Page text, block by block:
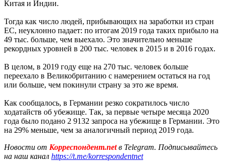
Китая и Индии.
Тогда как число людей, прибывающих на заработки из стран
ЕС, неуклонно падает: по итогам 2019 года таких прибыло на
49 тыс. больше, чем выехало. Это значительно меньше
рекордных уровней в 200 тыс. человек в 2015 и в 2016 годах.
В целом, в 2019 году еще на 270 тыс. человек больше
переехало в Великобританию с намерением остаться на год
или больше, чем покинули страну за это же время.
Как сообщалось, в Германии резко сократилось число
ходатайств об убежище. Так, за первые четыре месяца 2020
года было подано 2 9132 запроса на убежище в Германии. Это
на 29% меньше, чем за аналогичный период 2019 года.
Новости от Корреспондент.netв Telegram. Подписывайтесь
на наш канал https://t.me/korrespondentnet